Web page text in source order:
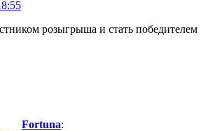
розыгрыша и стать победителем
Fortuna: